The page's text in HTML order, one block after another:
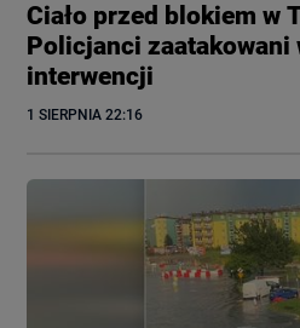
Ciało przed blokiem w
Policjanci zaatakowani
interwencji
1 SIERPNIA 22:16